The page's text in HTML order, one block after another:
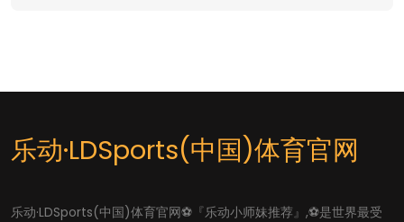
乐动·LDSports(中国)体育官网
乐动·LDSports(中国)体育官网⚽️『乐动小师妹推荐』,⚽️是世界最受